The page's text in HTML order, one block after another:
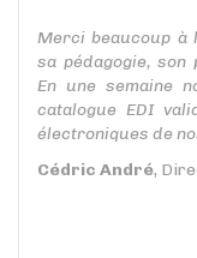
Merci beaucoup à
sa pédagogie, son
En une semaine
catalogue EDI
électroniques de
Cédric André,